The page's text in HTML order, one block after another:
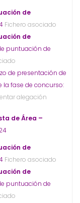
de
Fichero asociado
de
puntuación de
de presentación de
fase de concurso:
alegación
de Área –
de
Fichero asociado
de
puntuación de